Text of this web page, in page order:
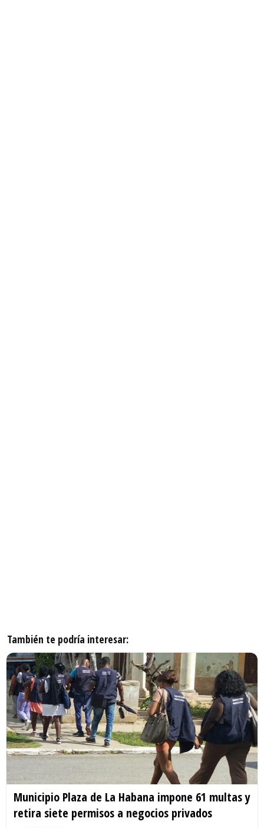
También te podría interesar:
Municipio Plaza de La Habana impone 61 multas y
retira siete permisos a negocios privados